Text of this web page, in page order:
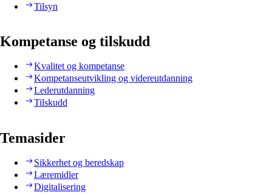
Tilsyn
Kompetanse og tilskudd
Kvalitet og kompetanse
Kompetanseutvikling og videreutdanning
Lederutdanning
Tilskudd
Temasider
Sikkerhet og beredskap
Læremidler
Digitalisering